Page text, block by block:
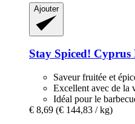
Ajouter
Stay Spiced! Cyprus
Saveur fruitée et
Excellent avec de la
Idéal pour le
€ 8,69 (€ 144,83 / kg)